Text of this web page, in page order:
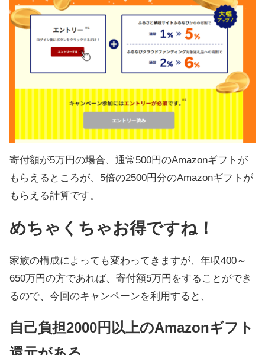
寄付額が5万円の場合、通常500円のAmazonギフトが
もらえるところが、5倍の2500円分のAmazonギフトが
もらえる計算です。
めちゃくちゃお得ですね！
家族の構成によっても変わってきますが、年収400～
650万円の方であれば、寄付額5万円をすることができ
るので、今回のキャンペーンを利用すると、
自己負担2000円以上のAmazonギフト